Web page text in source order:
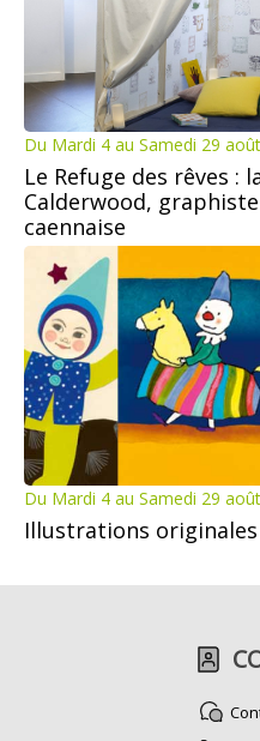
Du Mardi 4 au Samedi 29 août
Le Refuge des rêves :
Calderwood,
caennaise
Du Mardi 4 au Samedi 29 août
Illustrations originales